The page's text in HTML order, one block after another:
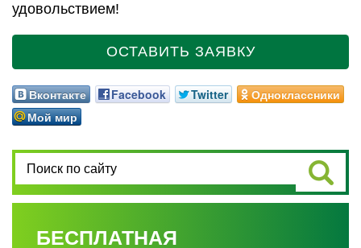
удовольствием!
ОСТАВИТЬ ЗАЯВКУ
Вконтакте Facebook Twitter
Одноклассники
Мой мир
БЕСПЛАТНАЯ